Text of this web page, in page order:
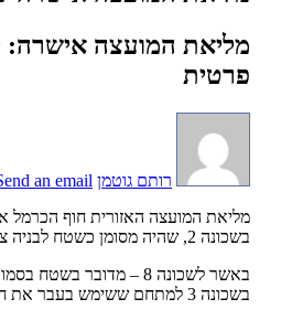
פרטית
רותם גוטמן an email
מליאת המועצה האזורית חוף הכרמל
בשכונה
שהיה מסומן כשטח לבניה
באשר לשכונה מדובר בשטח
בשכונה
למתחם ששימש בעבר את